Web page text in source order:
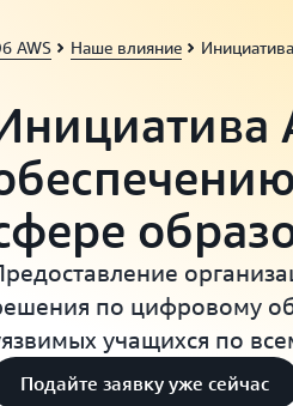
AWS Наше влияние
по цифровому
учащихся по
Подайте заявку уже сейчас